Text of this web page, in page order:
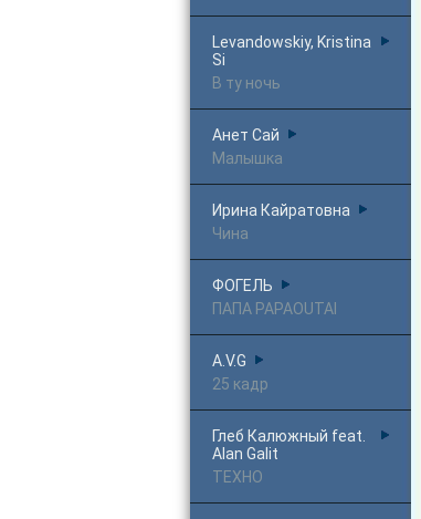
Levandowskiy, Kristina
Si
В ту ночь
Анет Сай
Малышка
Ирина Кайратовна
Чина
ФОГЕЛЬ
ПАПА PAPAOUTAI
A.V.G
25 кадр
Глеб Калюжный feat.
Alan Galit
ТЕХНО